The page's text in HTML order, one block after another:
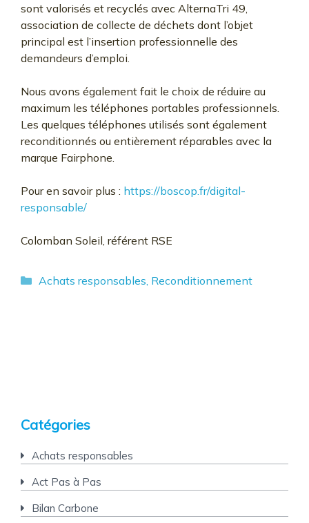
sont valorisés et recyclés avec AlternaTri 49,
association de collecte de déchets dont l’objet
principal est l’insertion professionnelle des
demandeurs d’emploi.
Nous avons également fait le choix de réduire au
maximum les téléphones portables professionnels.
Les quelques téléphones utilisés sont également
reconditionnés ou entièrement réparables avec la
marque Fairphone.
Pour en savoir plus : https://boscop.fr/digital-
responsable/
Colomban Soleil, référent RSE
Catégories
Achats responsables, Reconditionnement
Catégories
Achats responsables
Act Pas à Pas
Bilan Carbone